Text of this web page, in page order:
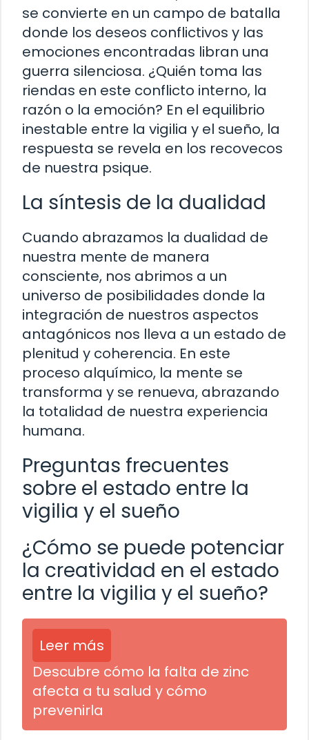
se convierte en un campo de batalla
donde los deseos conflictivos y las
emociones encontradas libran una
guerra silenciosa. ¿Quién toma las
riendas en este conflicto interno, la
razón o la emoción? En el equilibrio
inestable entre la vigilia y el sueño, la
respuesta se revela en los recovecos
de nuestra psique.
La síntesis de la dualidad
Cuando abrazamos la dualidad de
nuestra mente de manera
consciente, nos abrimos a un
universo de posibilidades donde la
integración de nuestros aspectos
antagónicos nos lleva a un estado de
plenitud y coherencia. En este
proceso alquímico, la mente se
transforma y se renueva, abrazando
la totalidad de nuestra experiencia
humana.
Preguntas frecuentes
sobre el estado entre la
vigilia y el sueño
¿Cómo se puede potenciar
la creatividad en el estado
entre la vigilia y el sueño?
Leer más
Descubre cómo la falta de zinc
afecta a tu salud y cómo
prevenirla